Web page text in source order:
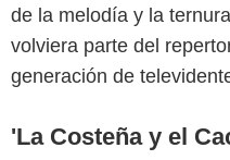
de la melodía y la
volviera parte del
generación de
'La Costeña y el